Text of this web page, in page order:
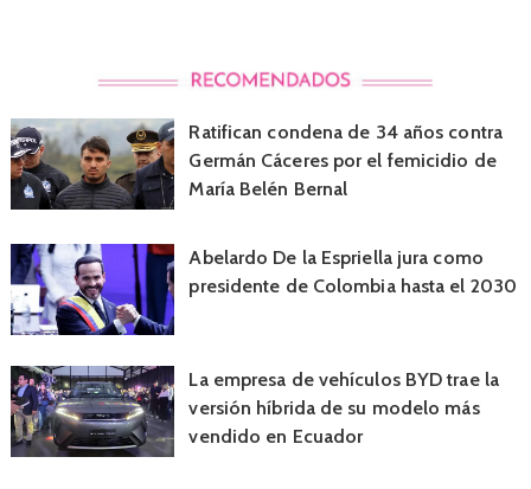
Ratifican condena de 34 años contra
Germán Cáceres por el femicidio de
María Belén Bernal
Abelardo De la Espriella jura como
presidente de Colombia hasta el 2030
La empresa de vehículos BYD trae la
versión híbrida de su modelo más
vendido en Ecuador